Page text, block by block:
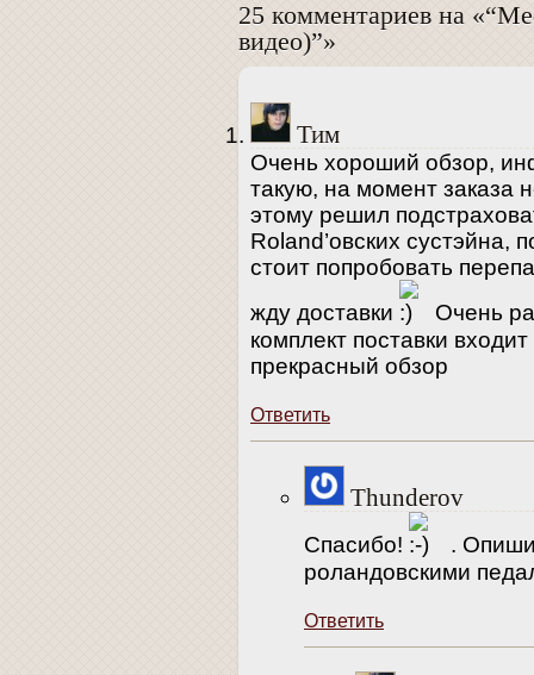
25 комментариев на
видео)”»
Тим
Очень хороший обзор,
такую, на момент заказа
этому решил
Roland’овских сустэйна,
стоит попробовать
жду доставки
Очень
комплект поставки
прекрасный обзор
Ответить
Thunderov
Спасибо!
.
роландовскими
Ответить